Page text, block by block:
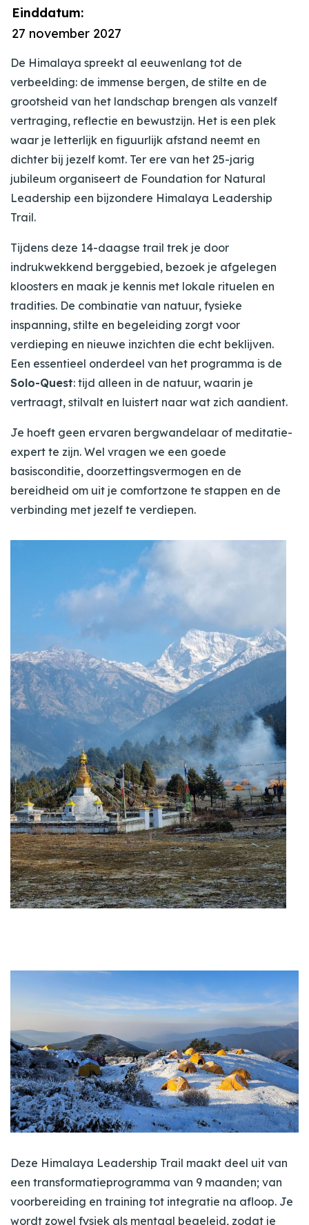
Einddatum:
27 november 2027
De Himalaya spreekt al eeuwenlang tot de
verbeelding: de immense bergen, de stilte en de
grootsheid van het landschap brengen als vanzelf
vertraging, reflectie en bewustzijn. Het is een plek
waar je letterlijk en figuurlijk afstand neemt en
dichter bij jezelf komt. Ter ere van het 25-jarig
jubileum organiseert de Foundation for Natural
Leadership een bijzondere Himalaya Leadership
Trail.
Tijdens deze 14-daagse trail trek je door
indrukwekkend berggebied, bezoek je afgelegen
kloosters en maak je kennis met lokale rituelen en
tradities. De combinatie van natuur, fysieke
inspanning, stilte en begeleiding zorgt voor
verdieping en nieuwe inzichten die echt beklijven.
Een essentieel onderdeel van het programma is de
Solo-Quest: tijd alleen in de natuur, waarin je
vertraagt, stilvalt en luistert naar wat zich aandient.
Je hoeft geen ervaren bergwandelaar of meditatie-
expert te zijn. Wel vragen we een goede
basisconditie, doorzettingsvermogen en de
bereidheid om uit je comfortzone te stappen en de
verbinding met jezelf te verdiepen.
Deze Himalaya Leadership Trail maakt deel uit van
een transformatieprogramma van 9 maanden; van
voorbereiding en training tot integratie na afloop. Je
wordt zowel fysiek als mentaal begeleid, zodat je